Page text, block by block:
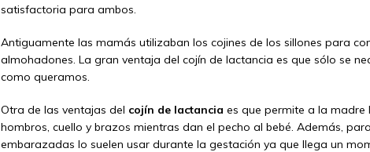
satisfactoria para ambos.
Antiguamente las mamás utilizaban los cojines de los sillones para
almohadones. La gran ventaja del cojín de lactancia es que sólo se
como queramos.
Otra de las ventajas del cojín de lactancia es que permite a la madre
hombros, cuello y brazos mientras dan el pecho al bebé. Además,
embarazadas lo suelen usar durante la gestación ya que llega un